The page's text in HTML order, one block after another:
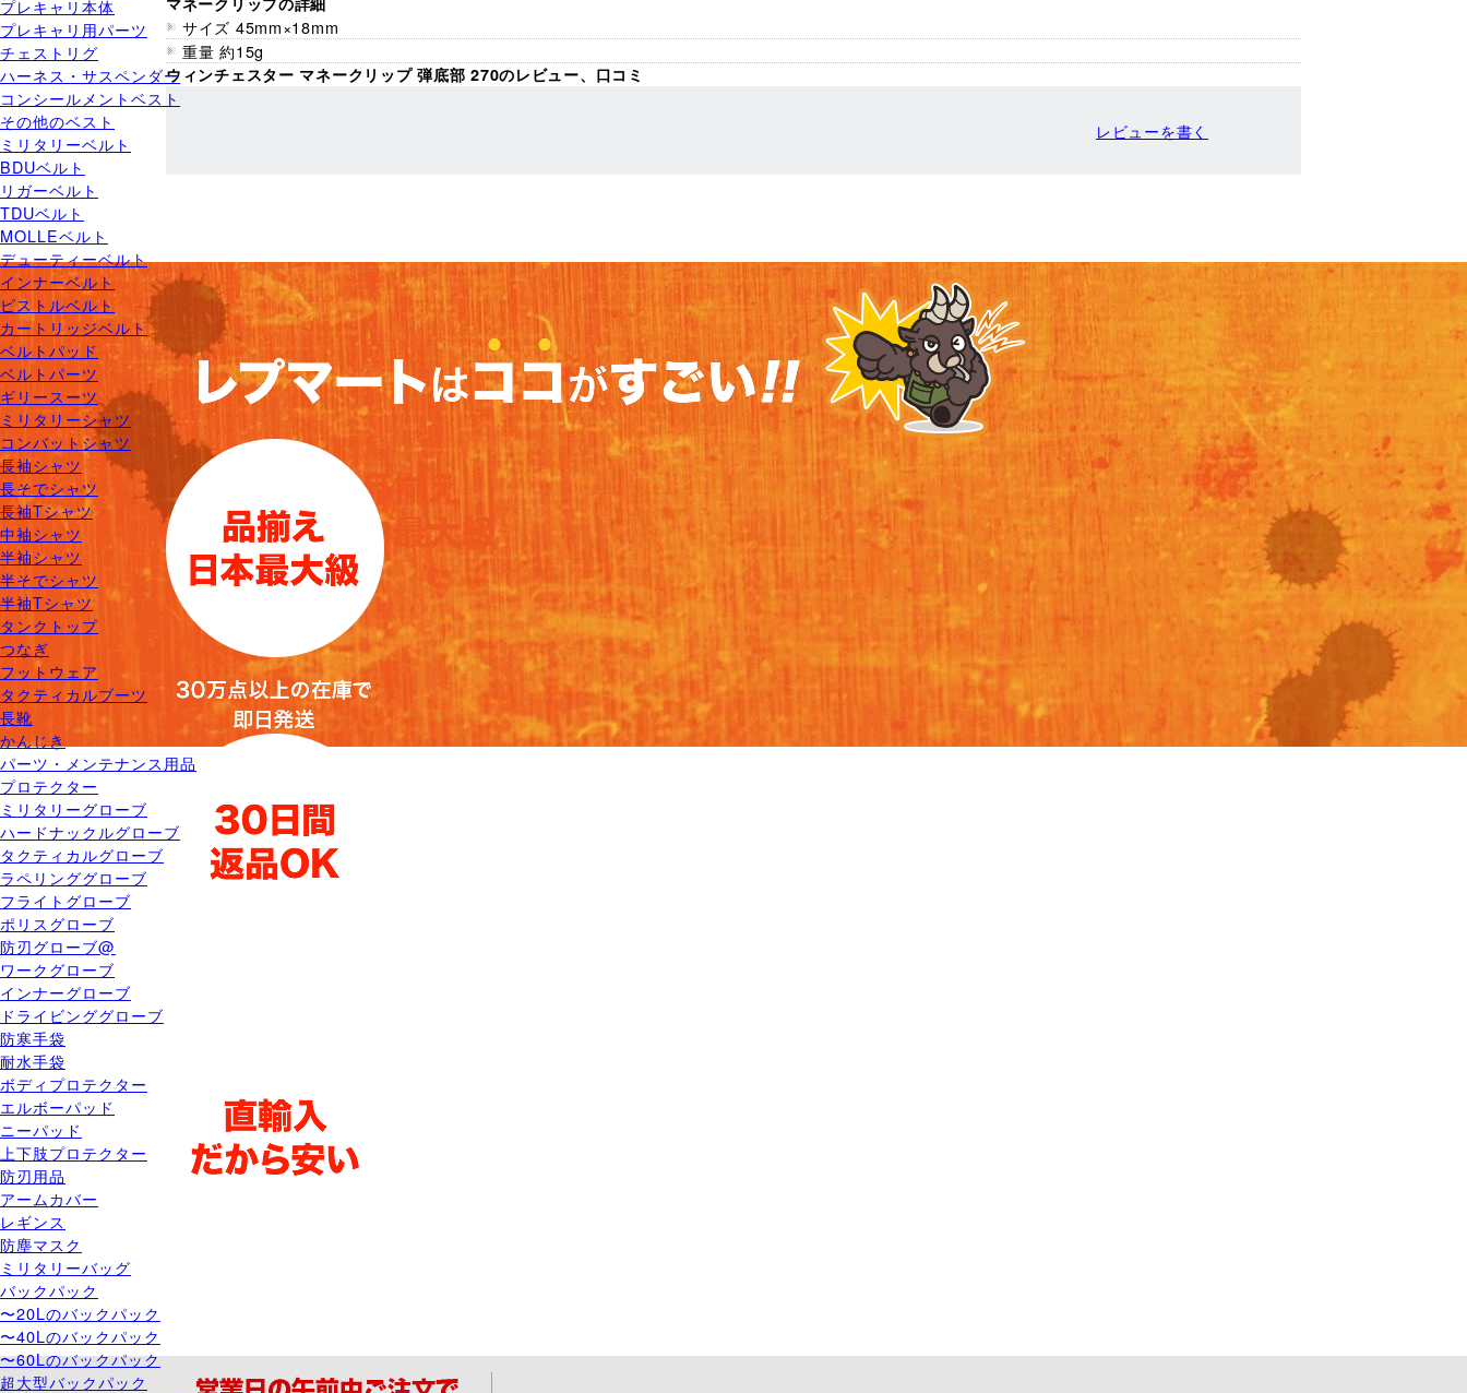
プレキャリ本体
プレキャリ用パーツ
チェストリグ
ハーネス・サスペンダー
コンシールメントベスト
その他のベスト
ミリタリーベルト
BDUベルト
リガーベルト
TDUベルト
MOLLEベルト
デューティーベルト
インナーベルト
ピストルベルト
カートリッジベルト
ベルトパッド
ベルトパーツ
ギリースーツ
ミリタリーシャツ
コンバットシャツ
長袖シャツ
長そでシャツ
長袖Tシャツ
中袖シャツ
半袖シャツ
半そでシャツ
半袖Tシャツ
タンクトップ
つなぎ
フットウェア
タクティカルブーツ
長靴
かんじき
パーツ・メンテナンス用品
プロテクター
ミリタリーグローブ
ハードナックルグローブ
タクティカルグローブ
ラペリンググローブ
フライトグローブ
ポリスグローブ
防刃グローブ@
ワークグローブ
インナーグローブ
ドライビンググローブ
防寒手袋
耐水手袋
ボディプロテクター
エルボーパッド
ニーパッド
上下肢プロテクター
防刃用品
アームカバー
レギンス
防塵マスク
ミリタリーバッグ
バックパック
〜20Lのバックパック
〜40Lのバックパック
〜60Lのバックパック
超大型バックパック
サイズ 45mm×18mm
重量 約15g
ウィンチェスター マネークリップ 弾底部 270のレビュー、口コミ
レビューを書く